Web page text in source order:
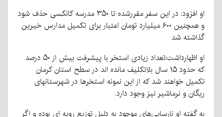
او افزود: در این سفر مقررشده تا ۳۵۰ مدرسه کانکسی حذف شود
و همچنین ۶۰۰ میلیارد تومان اعتبار برای تکمیل مدارس خیرین
گذاشته شد
او اظهارداشت:تعداد زیادی استخر با پیشرفت بیش از ۵۰ درصد
که حدود ۱۵ سال بلاتکلیف مانده اند در سطح استان کرمان
تکمیل خواهند شد که از این نمونه استخرها در شهرستانهای
ریگان و نرماشیر نیز وجود دارد.
به گفته او نارسایی‌های موجود به دلیل توزیع رویه ای بوده و اگر